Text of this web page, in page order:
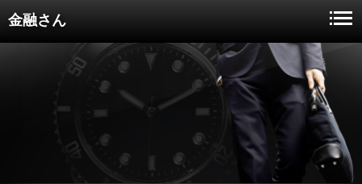
金融さん